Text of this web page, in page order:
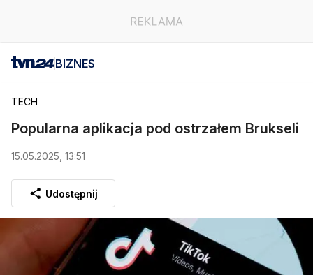
BIZNES
TECH
Popularna aplikacja pod ostrzałem Brukseli
15.05.2025, 13:51
Udostępnij